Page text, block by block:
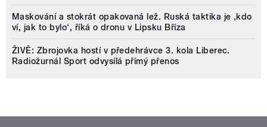
Maskování a stokrát opakovaná lež. Ruská taktika je ‚kdo
ví, jak to bylo‘, říká o dronu v Lipsku Bříza
ŽIVĚ: Zbrojovka hostí v předehrávce 3. kola Liberec.
Radiožurnál Sport odvysílá přímý přenos